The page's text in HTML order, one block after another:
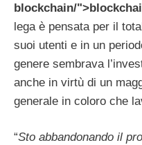
blockchain/
lega è pensata per il
suoi utenti e in un
genere sembrava
anche in virtù di un
generale in coloro che
“Sto abbandonando il